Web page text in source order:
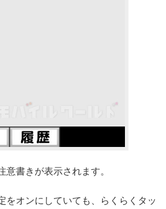
意書きが表示されます。
をオンにしていても、らくらくタッ